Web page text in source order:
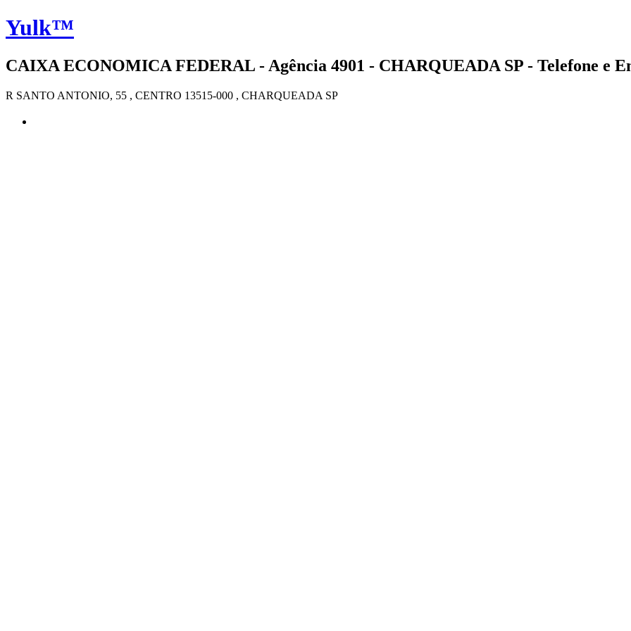
Yulk™
CAIXA ECONOMICA FEDERAL - Agência 4901 - CHARQUEADA SP - Telefone e
R SANTO ANTONIO, 55 , CENTRO 13515-000 , CHARQUEADA SP